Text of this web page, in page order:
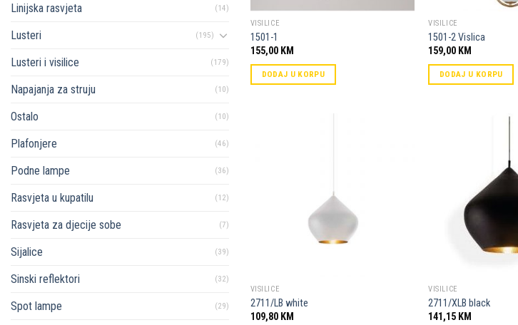
Linijska rasvjeta (14)
Lusteri (195)
Lusteri i visilice (179)
Napajanja za struju (10)
Ostalo (10)
Plafonjere (46)
Podne lampe (36)
Rasvjeta u kupatilu (12)
Rasvjeta za djecije sobe (7)
Sijalice (39)
Sinski reflektori (32)
Spot lampe (29)
VISILICE
1501-1
155,00 KM
DODAJ U KORPU
VISILICE
1501-2 Vislica
159,00 KM
DODAJ U KORPU
VISILICE
2711/LB white
109,80 KM
VISILICE
2711/XLB black
141,15 KM